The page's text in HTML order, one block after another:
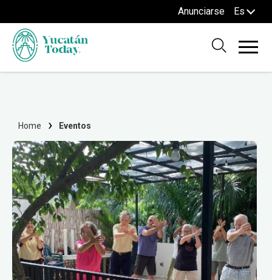
Anunciarse Es
Home Eventos